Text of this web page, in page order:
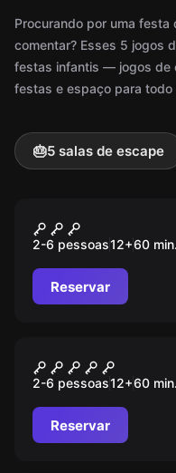
Procurando por uma
comentar? Esses 5 jogos
festas infantis — jogos de
festas e espaço para todo
🎂5 salas de escape
Visita à
2-6 pessoas12+60 min.
Reservar
A Mansão
2-6 pessoas12+60 min.
Reservar